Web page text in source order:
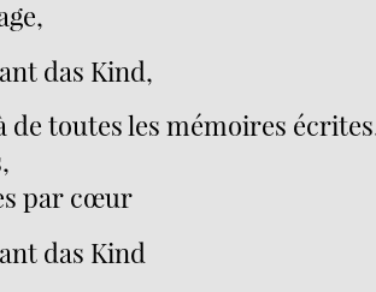
das Kind,
de toutes les mémoires
par cœur
das Kind